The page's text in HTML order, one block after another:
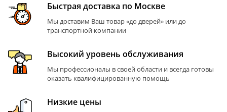
Быстрая доставка по Москве
Мы доставим Ваш товар «до дверей» или до
транспортной компании
Высокий уровень обслуживания
Мы профессионалы в своей области и всегда готовы
оказать квалифицированную помощь
Низкие цены